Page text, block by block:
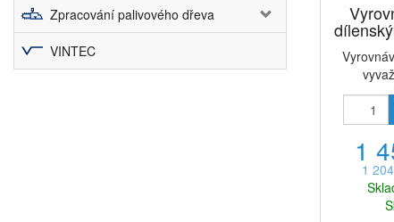
Zpracování palivového dřeva
VINTEC
1
1